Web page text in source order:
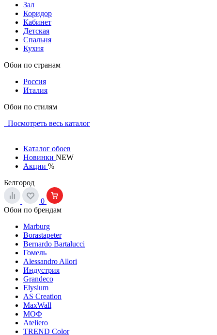
Зал
Коридор
Кабинет
Детская
Спальня
Кухня
Обои по странам
Россия
Италия
Обои по стилям
Посмотреть весь каталог
Каталог обоев
Новинки NEW
Акции %
Белгород
0
Обои по брендам
Marburg
Borastapeter
Bernardo Bartalucci
Гомель
Alessandro Allori
Индустрия
Grandeco
Elysium
AS Creation
MaxWall
МОФ
Ateliero
TREND Color